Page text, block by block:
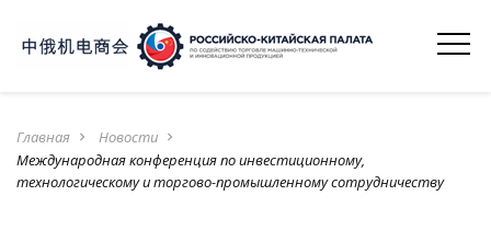
Главная navigate_next Новости navigate_next
Международная конференция по инвестиционному,
технологическому и торгово-промышленному сотрудничеству